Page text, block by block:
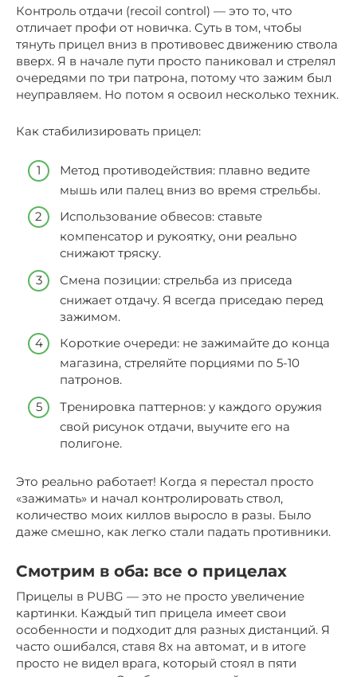
Контроль отдачи (recoil control) — это то, что
отличает профи от новичка. Суть в том, чтобы
тянуть прицел вниз в противовес движению ствола
вверх. Я в начале пути просто паниковал и стрелял
очередями по три патрона, потому что зажим был
неуправляем. Но потом я освоил несколько техник.
Как стабилизировать прицел:
Метод противодействия: плавно ведите
мышь или палец вниз во время стрельбы.
Использование обвесов: ставьте
компенсатор и рукоятку, они реально
снижают тряску.
Смена позиции: стрельба из приседа
снижает отдачу. Я всегда приседаю перед
зажимом.
Короткие очереди: не зажимайте до конца
магазина, стреляйте порциями по 5-10
патронов.
Тренировка паттернов: у каждого оружия
свой рисунок отдачи, выучите его на
полигоне.
Это реально работает! Когда я перестал просто
«зажимать» и начал контролировать ствол,
количество моих киллов выросло в разы. Было
даже смешно, как легко стали падать противники.
Смотрим в оба: все о прицелах
Прицелы в PUBG — это не просто увеличение
картинки. Каждый тип прицела имеет свои
особенности и подходит для разных дистанций. Я
часто ошибался, ставя 8x на автомат, и в итоге
просто не видел врага, который стоял в пяти